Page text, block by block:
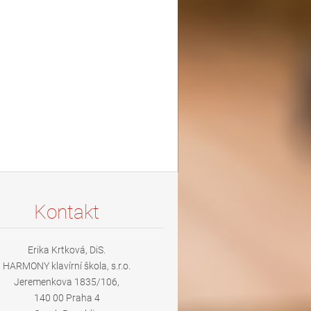
Kontakt
Erika Krtková, DiS.
HARMONY klavírní škola, s.r.o.
Jeremenkova 1835/106,
140 00 Praha 4